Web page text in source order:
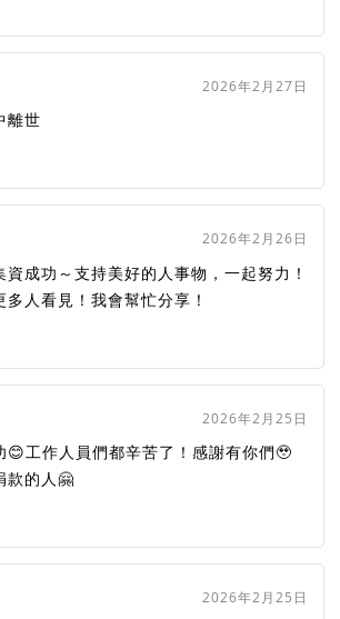
2026年2月27日
離世
2026年2月26日
成功～支持美好的人事物，一起努力！
人看見！我會幫忙分享！
2026年2月25日
😊工作人員們都辛苦了！感謝有你們🥹
款的人🤗
2026年2月25日